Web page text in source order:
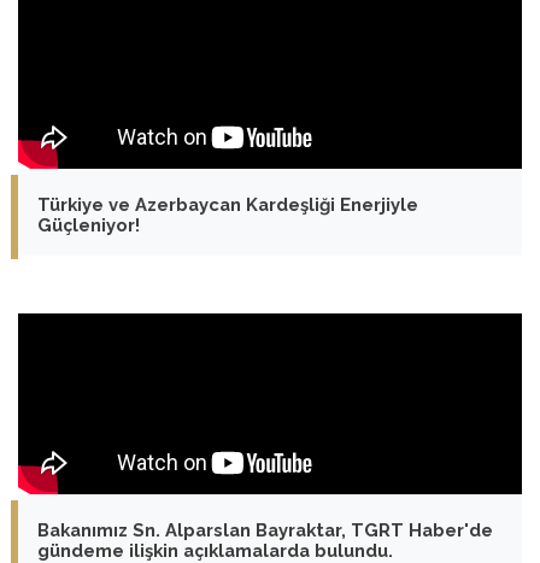
Türkiye ve Azerbaycan Kardeşliği Enerjiyle
Güçleniyor!
Bakanımız Sn. Alparslan Bayraktar, TGRT Haber'de
gündeme ilişkin açıklamalarda bulundu.